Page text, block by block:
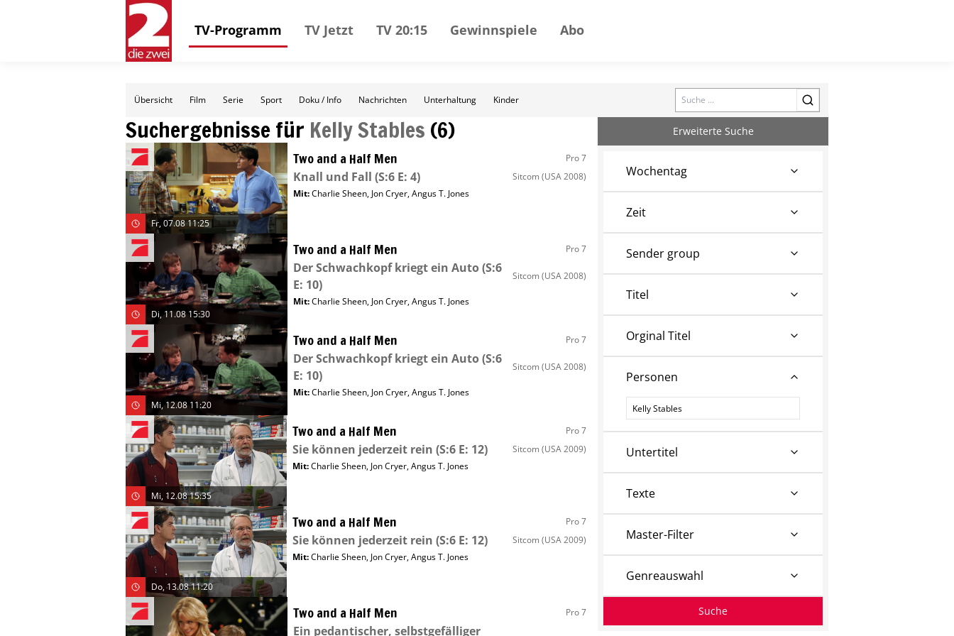
TV-Programm TV Jetzt TV 20:15 Gewinnspiele Abo
Übersicht Film Serie Sport Doku / Info Nachrichten Unterhaltung Kinder Search
Suchergebnisse für Kelly Stables (6)
Fr, 07.08 11:25
Two and a Half Men Pro 7
Knall und Fall (S:6 E: 4) Sitcom (USA 2008)
Mit:Charlie Sheen, Jon Cryer,Angus T. Jones
Di, 11.08 15:30
Two and a Half Men Pro 7
Der Schwachkopf kriegt ein Auto(S:6
E: 10)
Sitcom (USA 2008)
Mit:Charlie Sheen, Jon Cryer,Angus T. Jones
Mi, 12.08 11:20
Two and a Half Men Pro 7
Der Schwachkopf kriegt ein Auto(S:6
E: 10)
Sitcom (USA 2008)
Mit:Charlie Sheen, Jon Cryer,Angus T. Jones
Mi, 12.08 15:35
Two and a Half Men Pro 7
Sie können jederzeit rein (S:6 E: 12) Sitcom (USA 2009)
Mit:Charlie Sheen, Jon Cryer,Angus T. Jones
Do, 13.08 11:20
Two and a Half Men Pro 7
Sie können jederzeit rein (S:6 E: 12) Sitcom (USA 2009)
Mit:Charlie Sheen, Jon Cryer,Angus T. Jones
Two and a Half Men Pro 7
Ein pedantischer, selbstgefälliger
Erweiterte Suche
Wochentag
Zeit
Sender group
Titel
Orginal Titel
Personen
Personen
Untertitel
Texte
Master-Filter
Genreauswahl
Suche